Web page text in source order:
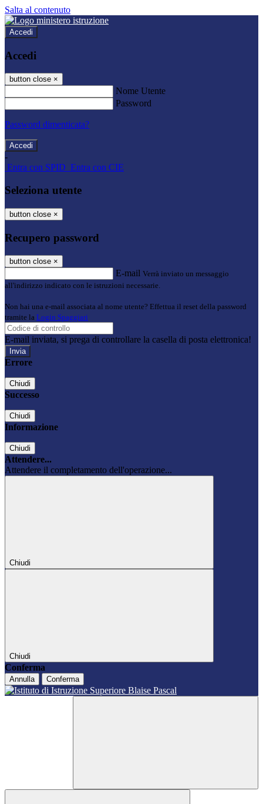
Salta al contenuto
Accedi
Accedi
button close ×
Nome Utente
Password
Password dimenticata?
-
Entra con SPID Entra con CIE
Seleziona utente
button close ×
Recupero password
button close ×
E-mail Verrà inviato un messaggio
all'indirizzo indicato con le istruzioni necessarie.
Non hai una e-mail associata al nome utente? Effettua il reset della password
tramite la Login Spaggiari
E-mail inviata, si prega di controllare la casella di posta elettronica!
Errore
Chiudi
Successo
Chiudi
Informazione
Chiudi
Attendere...
Attendere il completamento dell'operazione...
Chiudi
Chiudi
Conferma
Annulla Conferma